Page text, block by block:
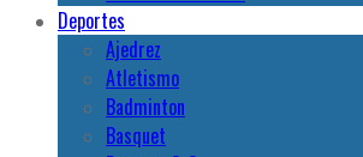
Deportes
Ajedrez
Atletismo
Badminton
Basquet